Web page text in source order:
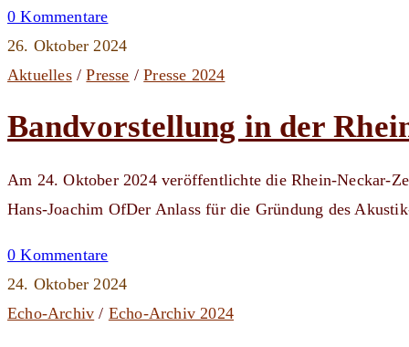
0 Kommentare
26. Oktober 2024
Aktuelles/Presse /Presse 2024
Bandvorstellung in der
Am 24. Oktober 2024 veröffentlichte die Rhein-Neckar-
Hans-Joachim OfDer Anlass für die Gründung des
0 Kommentare
24. Oktober 2024
Echo-Archiv / Echo-Archiv 2024